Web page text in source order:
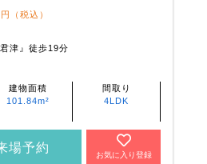
（税込）
津』徒歩19分
建物面積
101.84m²
間取り
4LDK
場予約
お気に入り登録